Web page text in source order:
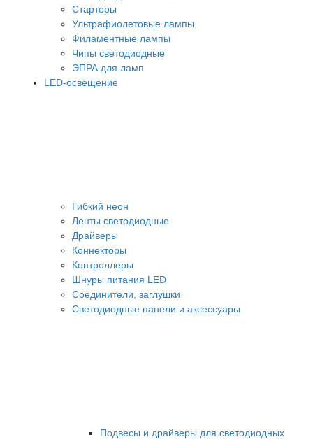
Стартеры
Ультрафиолетовые лампы
Филаментные лампы
Чипы светодиодные
ЭПРА для ламп
LED-освещение
Гибкий неон
Ленты светодиодные
Драйверы
Коннекторы
Контроллеры
Шнуры питания LED
Соединители, заглушки
Светодиодные панели и аксессуары
Подвесы и драйверы для светодиодных